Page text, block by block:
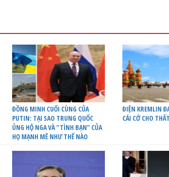
ĐỒNG MINH CUỐI CÙNG CỦA
PUTIN: TẠI SAO TRUNG QUỐC
ỦNG HỘ NGA VÀ “TÌNH BẠN” CỦA
HỌ MẠNH MẼ NHƯ THẾ NÀO
ĐIỆN KREMLIN
CÁI CỚ CHO